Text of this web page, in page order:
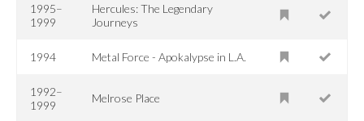
1995–
1999
Hercules: The Legendary
Journeys
1994 Metal Force - Apokalypse in L.A.
1992–
1999
Melrose Place